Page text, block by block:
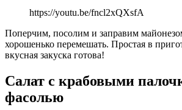
https://youtu.be/fncl2xQXsfA
Поперчим, посолим и заправим
хорошенько перемешать. Простая в
вкусная закуска готова!
Салат с крабовыми
фасолью